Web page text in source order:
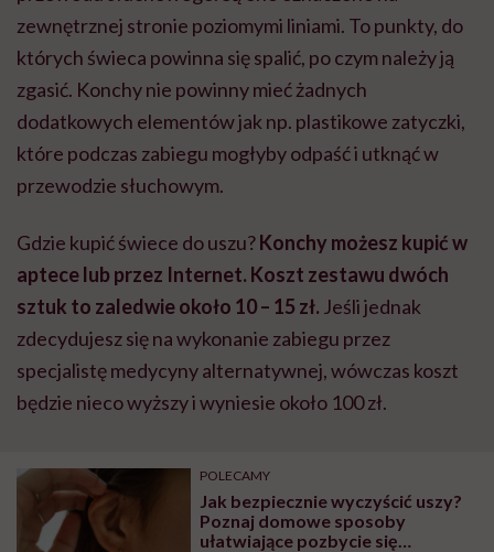
zewnętrznej stronie poziomymi liniami. To punkty, do
których świeca powinna się spalić, po czym należy ją
zgasić. Konchy nie powinny mieć żadnych
dodatkowych elementów jak np. plastikowe zatyczki,
które podczas zabiegu mogłyby odpaść i utknąć w
przewodzie słuchowym.
Gdzie kupić świece do uszu?Konchy możesz kupić w
aptece lub przez Internet. Koszt zestawu dwóch
sztuk to zaledwie około 10 – 15 zł. Jeśli jednak
zdecydujesz się na wykonanie zabiegu przez
specjalistę medycyny alternatywnej, wówczas koszt
będzie nieco wyższy i wyniesie około 100 zł.
POLECAMY
Jak bezpiecznie wyczyścić uszy?
Poznaj domowe sposoby
ułatwiające pozbycie się